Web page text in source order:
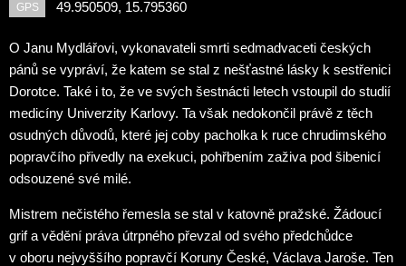
GPS 49.950509, 15.795360
O Janu Mydlářovi, vykonavateli smrti sedmadvaceti českých
pánů se vypráví, že katem se stal z nešťastné lásky k sestřenici
Dorotce. Také i to, že ve svých šestnácti letech vstoupil do studií
medicíny Univerzity Karlovy. Ta však nedokončil právě z těch
osudných důvodů, které jej coby pacholka k ruce chrudimského
popravčího přivedly na exekuci, pohřbením zaživa pod šibenicí
odsouzené své milé.
Mistrem nečistého řemesla se stal v katovně pražské. Žádoucí
grif a vědění práva útrpného převzal od svého předchůdce
v oboru nejvyššího popravčí Koruny České, Václava Jaroše. Ten